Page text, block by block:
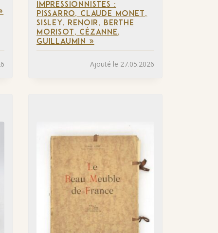
IMPRESSIONNISTES :
PISSARRO, CLAUDE MONET,
SISLEY, RENOIR, BERTHE
MORISOT, CÉZANNE,
GUILLAUMIN »
Ajouté le 27.05.2026